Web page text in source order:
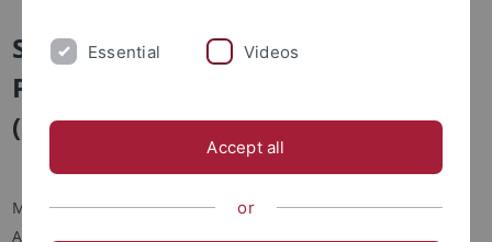
Seminar über BioNano-
Physik/Medizinische Physik
(Institutsseminar)
Vorträge im Wintersemester 2014/15
Montags, 13:00 Uhr c.t.
Auf der Morgenstelle 10 (Gebäude C)
Essential Videos
Accept all
or